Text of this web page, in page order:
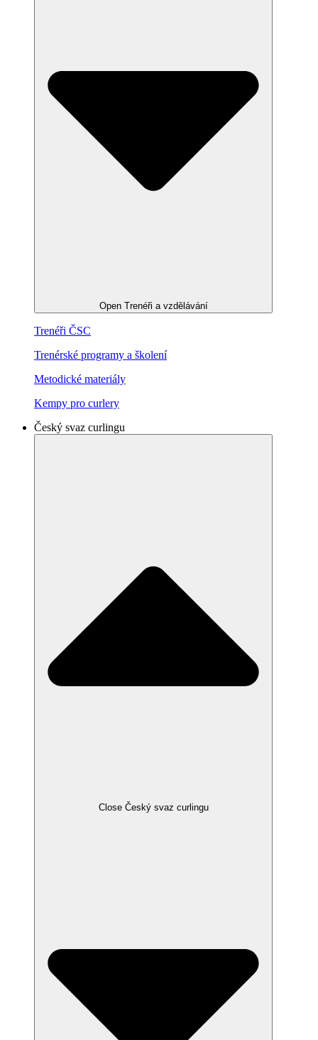
Open Trenéři a vzdělávání
Trenéři ČSC
Trenérské programy a školení
Metodické materiály
Kempy pro curlery
Český svaz curlingu
Close Český svaz curlingu